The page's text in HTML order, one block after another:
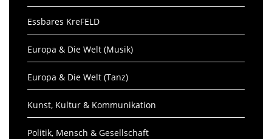
Essbares KreFELD
Europa & Die Welt (Musik)
Europa & Die Welt (Tanz)
Kunst, Kultur & Kommunikation
Politik, Mensch & Gesellschaft